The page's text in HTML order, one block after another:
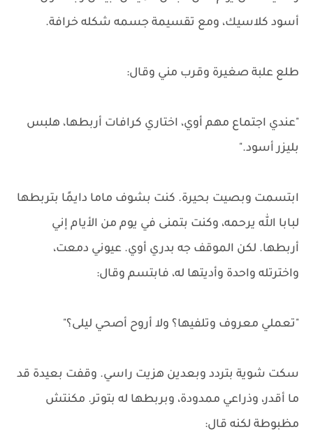
أسود كلاسيك، ومع تقسيمة جسمه شكله خرافة.
طلع علبة صغيرة وقرب مني وقال:
"عندي اجتماع مهم أوي، اختاري كرافات أربطها، هلبس
بليزر أسود."
ابتسمت وبصيت بحيرة. كنت بشوف ماما دايمًا بتربطها
لبابا الله يرحمه، وكنت بتمنى في يوم من الأيام إني
أربطها. لكن الموقف جه بدري أوي. عيوني دمعت،
واخترتله واحدة وأديتها له، فابتسم وقال:
"تعملي معروف وتلفيها؟ ولا أروح أصحي ليلى؟"
سكت شوية بتردد وبعدين هزيت راسي. وقفت بعيدة قد
ما أقدر، وذراعي ممدودة، وبربطها له بتوتر. مكنتش
مظبوطة لكنه قال: